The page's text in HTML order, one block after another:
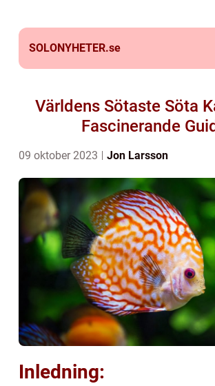
SOLONYHETER.se
Världens Sötaste Söta
Fascinerande
09 oktober 2023 Jon Larsson
Inledning: